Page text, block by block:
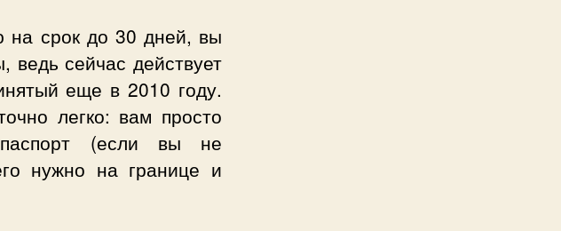
на срок до 30 дней, вы
ведь сейчас действует
еще в 2010 году.
легко: вам просто
(если вы не
нужно на границе и